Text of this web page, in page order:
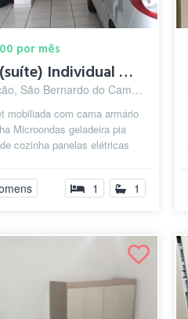
por mês
Kitnet (suíte) Individual masculina não ...
São Bernardo do Campo - SP
mobiliada com cama armário
Microondas geladeira pia
cozinha panelas elétricas
1 1